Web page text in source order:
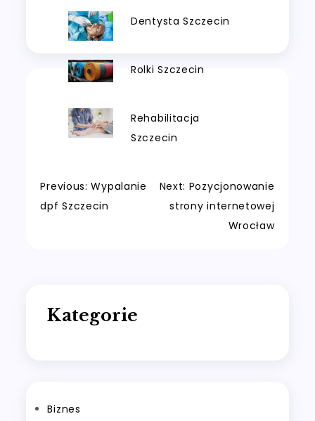
Dentysta Szczecin
Rolki Szczecin
Rehabilitacja
Szczecin
Nawigacja
Previous: Wypalanie
dpf Szczecin
Next: Pozycjonowanie
strony internetowej
Wrocław
Kategorie
Biznes